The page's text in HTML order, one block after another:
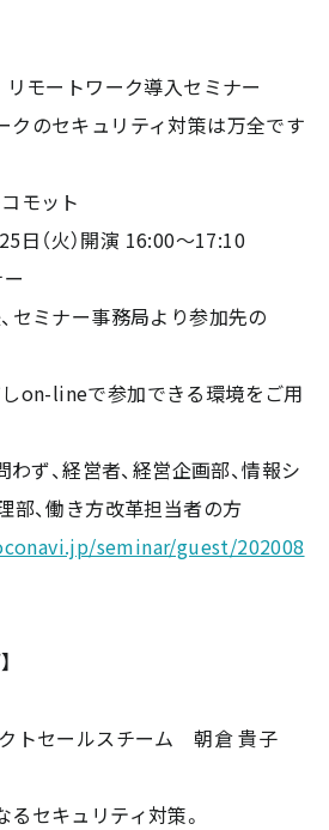
モートワーク導入セミナー
キュリティ対策は万全です
モット
（火）開演 16:00～17:10
セミナー事務局より参加先の
on-lineで参加できる環境をご用
ず、経営者、経営企画部、情報シ
部、働き方改革担当者の方
seminar/guest/202008
トセールスチーム 朝倉 貴子
セキュリティ対策。